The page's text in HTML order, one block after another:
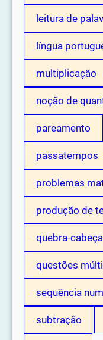
leitura de
língua
multiplicação
noção de
pareamento
passatempos
problemas
produção de
quebra-cabeça
questões
sequência
subtração